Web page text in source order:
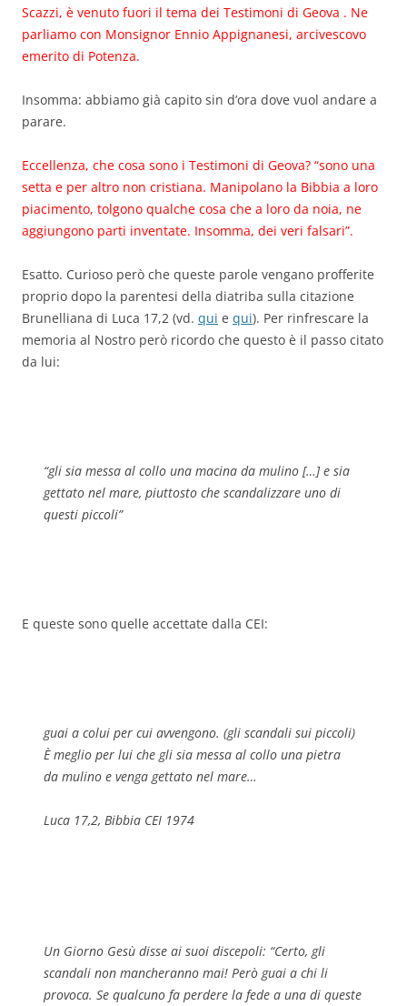
Scazzi, è venuto fuori il tema dei Testimoni di Geova . Ne
parliamo con Monsignor Ennio Appignanesi, arcivescovo
emerito di Potenza.
Insomma: abbiamo già capito sin d’ora dove vuol andare a
parare.
Eccellenza, che cosa sono i Testimoni di Geova? “sono una
setta e per altro non cristiana. Manipolano la Bibbia a loro
piacimento, tolgono qualche cosa che a loro da noia, ne
aggiungono parti inventate. Insomma, dei veri falsari”.
Esatto. Curioso però che queste parole vengano profferite
proprio dopo la parentesi della diatriba sulla citazione
Brunelliana di Luca 17,2 (vd. qui e qui). Per rinfrescare la
memoria al Nostro però ricordo che questo è il passo citato
da lui:
“gli sia messa al collo una macina da mulino […] e sia
gettato nel mare, piuttosto che scandalizzare uno di
questi piccoli”
E queste sono quelle accettate dalla CEI:
guai a colui per cui avvengono. (gli scandali sui piccoli)
È meglio per lui che gli sia messa al collo una pietra
da mulino e venga gettato nel mare…
Luca 17,2, Bibbia CEI 1974
Un Giorno Gesù disse ai suoi discepoli: “Certo, gli
scandali non mancheranno mai! Però guai a chi li
provoca. Se qualcuno fa perdere la fede a una di queste